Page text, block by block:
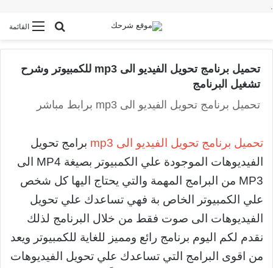
.
القائمةبحث عن
تحميل برنامج تحويل الفيديو الى mp3 للكمبيوتر وشرح
تشغيل البرنامج
تحميل برنامج تحويل الفيديو الى mp3 برابط مباشر
تحميل برنامج تحويل الفيديو الى mp3
برامج تحويل
الفيديوهات الموجودة علي الكمبيوتر بصيغة MP4 الى
MP3 من البرامج المهمة والتي يحتاج اليها كل شخص
علي الكمبيوتر الخاص بة فهي تساعدك علي تحويل
الفيديوهات الى صوت فقط من خلال البرنامج لذلك
نقدم لكم اليوم برنامج رائع ومميز للغاية للكمبيوتر ويعد
من اقوى البرامج التي تساعدك علي تحويل الفيديوهات